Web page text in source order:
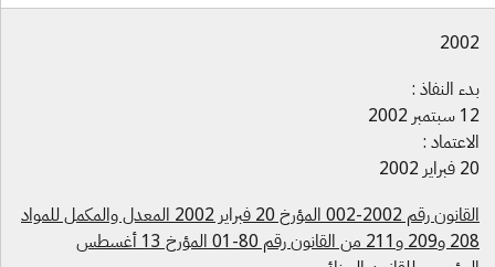
النفاذ :
:
القانون رقم 2002-002 المؤرخ 20 فبراير 2002 المعدل والمكمل للمواد
208 و209 و211 من القانون رقم 80-01 المؤرخ 13 أغسطس